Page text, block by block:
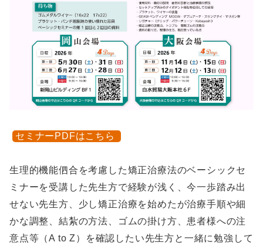
セミナーPDFはこちら
生理的機能伵合を考慮した矯正治療法のベーシックセ
ミナーを受講した先生方で経験が浅く、今一歩踏み出
せない先生方、少し矯正治療を始めたが治療手順や細
かな調整、結紮の方法、ゴムの掛け方、患者様への注
意点等（A to Z）を確認したい先生方と一緒に勉強して